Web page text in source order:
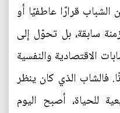
قرارًا عاطفيًا أو
سابقة، بل تحوّل إلى
الاقتصادية والنفسية
فالشاب الذي كان ينظر
للحياة، أصبح اليوم